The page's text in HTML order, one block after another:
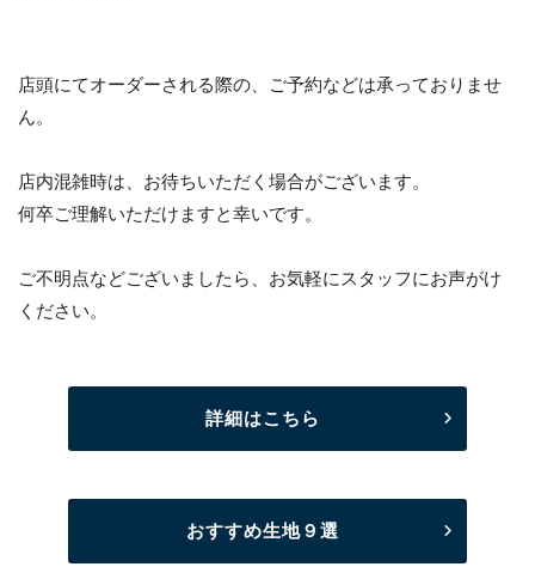
店頭にてオーダーされる際の、ご予約などは承っておりませ
ん。
店内混雑時は、お待ちいただく場合がございます。
何卒ご理解いただけますと幸いです。
ご不明点などございましたら、お気軽にスタッフにお声がけ
ください。
詳細はこちら
おすすめ生地９選